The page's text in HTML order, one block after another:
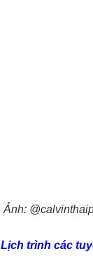
Ảnh:
Lịch trình các